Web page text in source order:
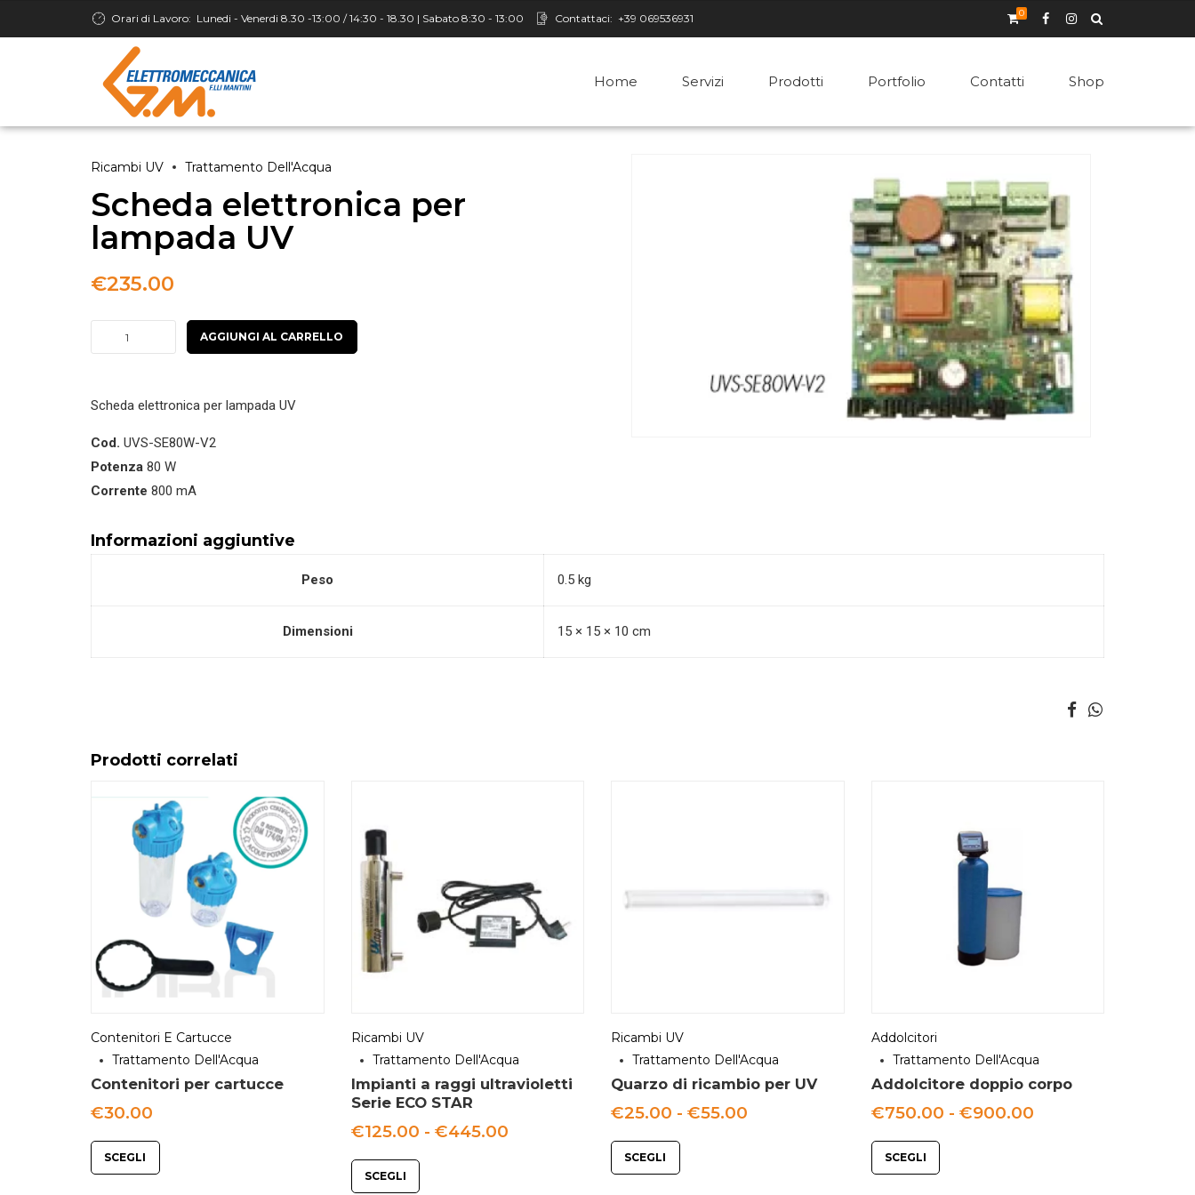
Orari di Lavoro: Lunedi - Venerdi 8.30 -13:00 / 14:30 - 18.30 | Sabato 8:30 - 13:00 Contattaci: +39 069536931 0
Home Servizi Prodotti Portfolio Contatti Shop
Ricambi UV Trattamento Dell'Acqua
Scheda elettronica per
lampada UV
€235.00
Scheda
elettronica
lampada
quantità
AGGIUNGI AL CARRELLO
Scheda elettronica per lampada UV
Cod. UVS-SE80W-V2
Potenza 80 W
Corrente 800 mA
Informazioni aggiuntive
Peso 0.5 kg
Dimensioni 15 × 15 × 10 cm
Prodotti correlati
Contenitori E Cartucce
Trattamento Dell'Acqua
Contenitori per cartucce
€30.00
SCEGLI
Ricambi UV
Trattamento Dell'Acqua
Impianti a raggi ultravioletti
Serie ECO STAR
€125.00 - €445.00Fascia
SCEGLI
Ricambi UV
Trattamento Dell'Acqua
Quarzo di ricambio per UV
€25.00 - €55.00
SCEGLI
Addolcitori
Trattamento Dell'Acqua
Addolcitore doppio corpo
€750.00 - €900.00Fascia
SCEGLI